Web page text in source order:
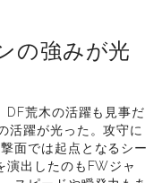
の強みが光
DF荒木の活躍も見事だ
活躍が光った。攻守に
面では起点となるシー
演出したのもFWジャ